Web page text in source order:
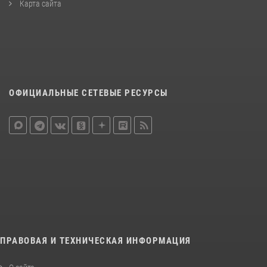
Карта сайта
ОФИЦИАЛЬНЫЕ СЕТЕВЫЕ РЕСУРСЫ
ПРАВОВАЯ И ТЕХНИЧЕСКАЯ ИНФОРМАЦИЯ